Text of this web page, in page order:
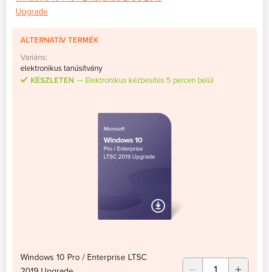
Upgrade
ALTERNATÍV TERMÉK
Variáns:
elektronikus tanúsítvány
KÉSZLETEN
Elektronikus kézbesítés 5 percen belül
Windows 10 Pro / Enterprise LTSC